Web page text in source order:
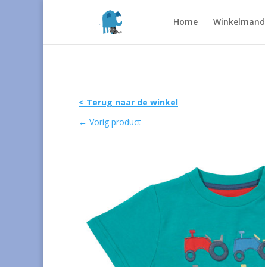
Home Winkelmand
< Terug naar de winkel
← Vorig product